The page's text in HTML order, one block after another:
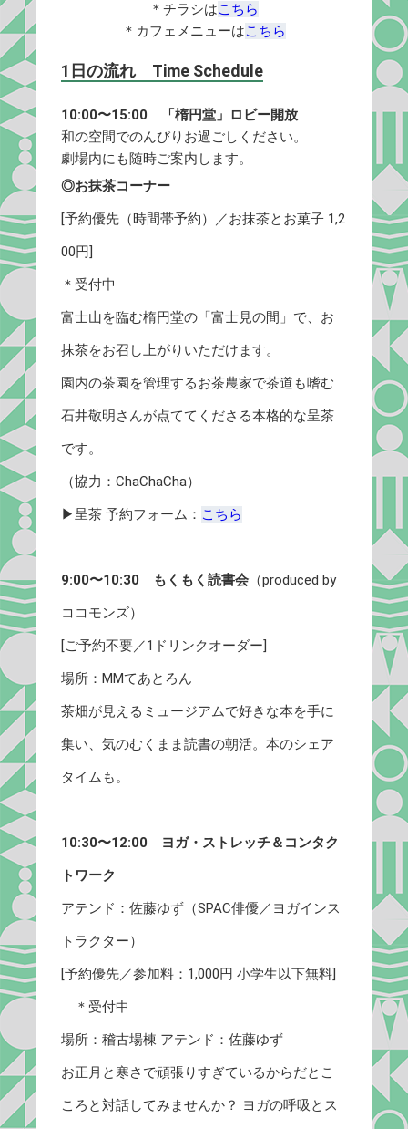
＊チラシはこちら
＊カフェメニューはこちら
1日の流れ Time Schedule
10:00〜15:00 「楕円堂」ロビー開放
和の空間でのんびりお過ごしください。
劇場内にも随時ご案内します。
◎お抹茶コーナー
[予約優先（時間帯予約）／お抹茶とお菓子 1,2
00円]
＊受付中
富士山を臨む楕円堂の「富士見の間」で、お
抹茶をお召し上がりいただけます。
園内の茶園を管理するお茶農家で茶道も嗜む
石井敬明さんが点ててくださる本格的な呈茶
です。
（協力：ChaChaCha）
▶︎呈茶 予約フォーム： こちら
9:00〜10:30 もくもく読書会 （produced by
ココモンズ）
[ご予約不要／1ドリンクオーダー]
場所：MMてあとろん
茶畑が見えるミュージアムで好きな本を手に
集い、気のむくまま読書の朝活。本のシェア
タイムも。
10:30〜12:00 ヨガ・ストレッチ＆コンタク
トワーク
アテンド：佐藤ゆず（SPAC俳優／ヨガインス
トラクター）
[予約優先／参加料：1,000円 小学生以下無料]
＊受付中
場所：稽古場棟 アテンド：佐藤ゆず
お正月と寒さで頑張りすぎているからだとこ
ころと対話してみませんか？ ヨガの呼吸とス